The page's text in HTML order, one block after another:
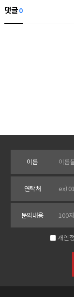
댓글0
이름
연락처
문의내용
개인